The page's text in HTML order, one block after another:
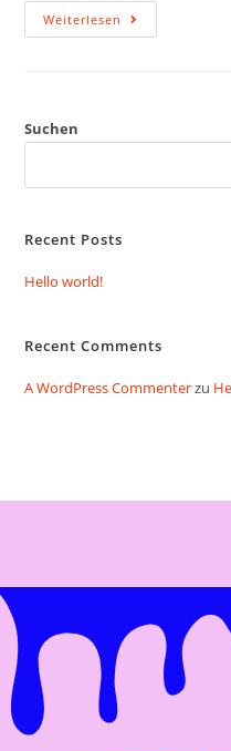
Weiterlesen
Suchen
Recent Posts
Hello world!
Recent Comments
A WordPress Commenterzu